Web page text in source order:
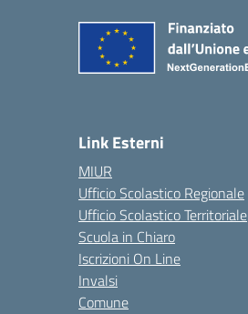
Link Esterni
MIUR
Ufficio Scolastico Regionale
Ufficio Scolastico Territoriale
Scuola in Chiaro
Iscrizioni On Line
Invalsi
Comune